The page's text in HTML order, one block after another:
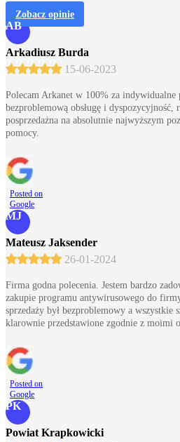
Zobacz opinie
AB
Arkadiusz Burda
15-06-2023
Polecam Arkanet w 100% za indywidualne
bezproblemową obsługę i dyspozycyjność,
posprzedażna na absolutnie najwyższym
pomocy.
Posted on
Google
MJ
Mateusz Jaksender
26-01-2024
Firma godna polecenia. Jestem bardzo
zakupie programu antywirusowego do
sprzedaży był bezproblemowy a wszystkie
klarownie przedstawione zgodnie z moimi
Posted on
Google
PK
Powiat Krapkowicki